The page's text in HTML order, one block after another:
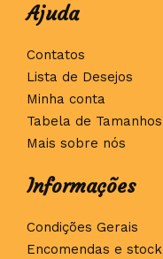
Ajuda
Contatos
Lista de Desejos
Minha conta
Tabela de Tamanhos
Mais sobre nós
Informações
Condições Gerais
Encomendas e stock